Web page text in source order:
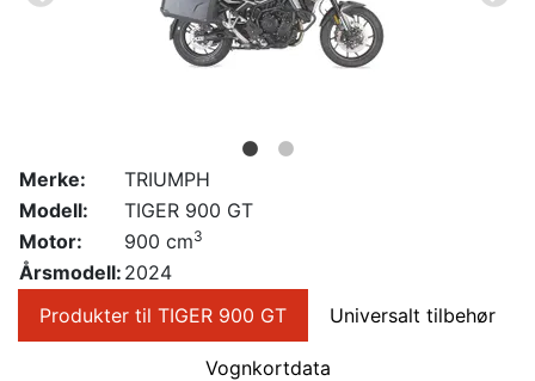
Merke:
TRIUMPH
Modell:
TIGER 900 GT
Motor:
900 cm3
Årsmodell: 2024
Produkter til TIGER 900 GT
Universalt tilbehør
Vognkortdata